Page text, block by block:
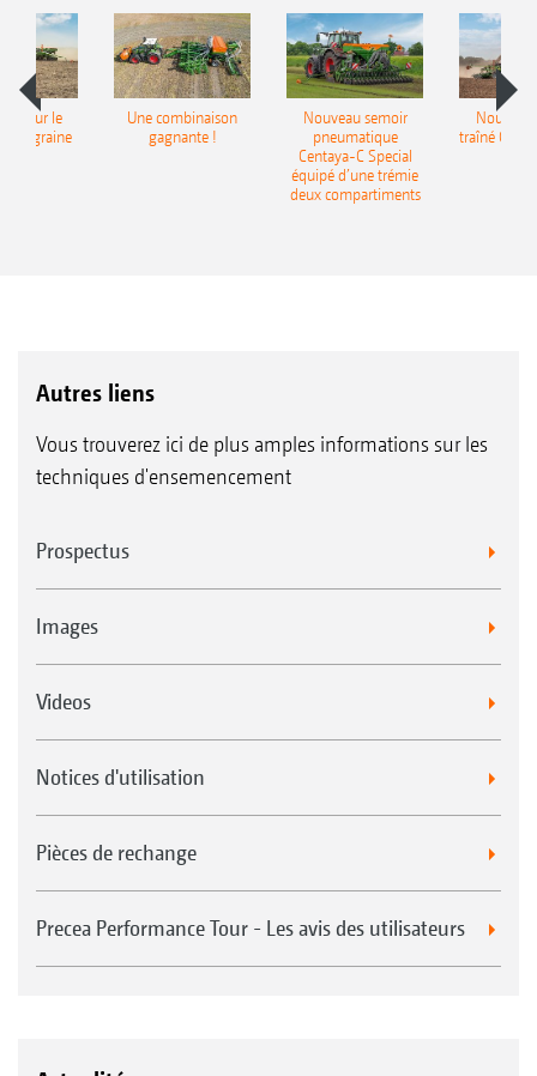
pour le
Une combinaison
gagnante !
Nouveau semoir
pneumatique
Centaya-C Special
équipé d’une trémie
deux compartiments
traîné
Autres liens
Vous trouverez ici de plus amples informations sur les
techniques d'ensemencement
Prospectus
Images
Videos
Notices d'utilisation
Pièces de rechange
Precea Performance Tour - Les avis des utilisateurs